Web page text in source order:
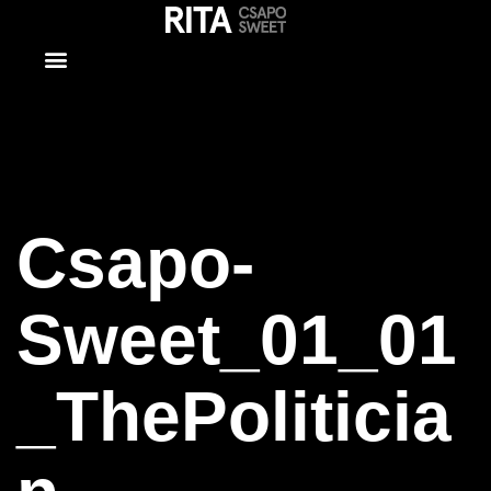
Csapo-
Csapo-
Sweet_01_01
_ThePoliticia